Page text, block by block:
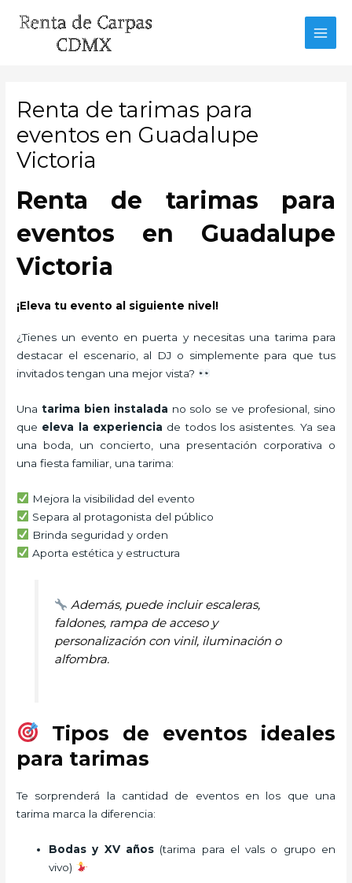
Renta de tarimas para
eventos en Guadalupe
Victoria
Renta de tarimas para
eventos en Guadalupe
Victoria
¡Eleva tu evento al siguiente nivel!
¿Tienes un evento en puerta y necesitas una tarima para
destacar el escenario, al DJ o simplemente para que tus
invitados tengan una mejor vista?
Una tarima bien instalada no solo se ve profesional, sino
que eleva la experiencia de todos los asistentes. Ya sea
una boda, un concierto, una presentación corporativa o
una fiesta familiar, una tarima:
Mejora la visibilidad del evento
Separa al protagonista del público
Brinda seguridad y orden
Aporta estética y estructura
Además, puede incluir escaleras,
faldones, rampa de acceso y
personalización con vinil, iluminación o
alfombra.
Tipos de eventos ideales
para tarimas
Te sorprenderá la cantidad de eventos en los que una
tarima marca la diferencia:
Bodas y XV años(tarima para el vals o grupo en
vivo)